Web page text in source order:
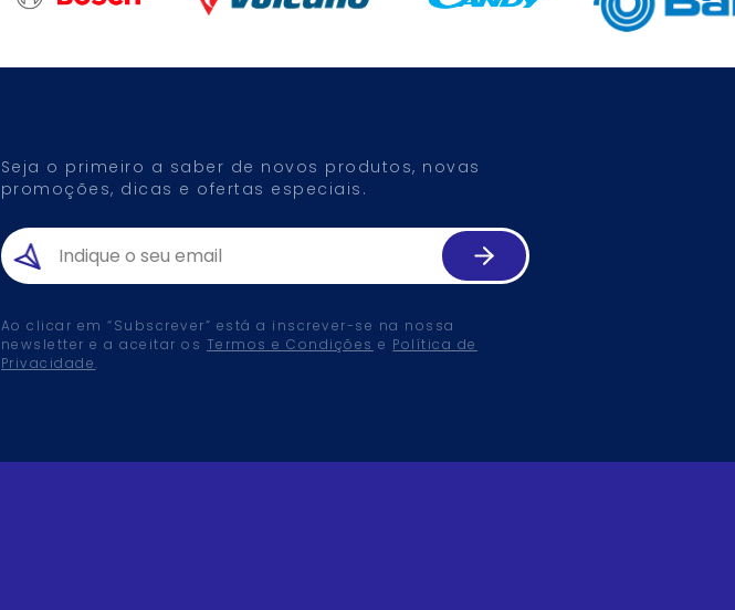
Seja o primeiro a saber de novos produtos, novas
promoções, dicas e ofertas especiais.
Ao clicar em “Subscrever” está a inscrever-se na nossa
newsletter e a aceitar os Termos e Condições e Política de
Privacidade.